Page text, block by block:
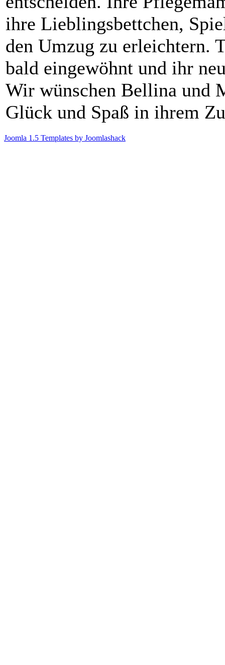
ihre Lieblingsbettchen,
den Umzug zu erleichtern.
bald eingewöhnt und ihr
Wir wünschen Bellina und
Glück und Spaß in ihrem
Joomla 1.5 Templates by Joomlashack